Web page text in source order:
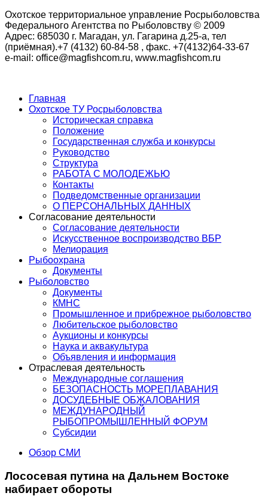
Охотское территориальное управление Росрыболовства
Федерального Агентства по Рыболовству © 2009
Адрес: 685030 г. Магадан, ул. Гагарина д.25-а, тел
(приёмная).+7 (4132) 60-84-58 , факс. +7(4132)64-33-67
e-mail: office@magfishcom.ru, www.magfishcom.ru
Главная
Охотское ТУ Росрыболовства
Историческая справка
Положение
Государственная служба и конкурсы
Руководство
Структура
РАБОТА С МОЛОДЕЖЬЮ
Контакты
Подведомственные организации
О ПЕРСОНАЛЬНЫХ ДАННЫХ
Согласование деятельности
Согласование деятельности
Искусственное воспроизводство ВБР
Мелиорация
Рыбоохрана
Документы
Рыболовство
Документы
КМНС
Промышленное и прибрежное рыболовство
Любительское рыболовство
Аукционы и конкурсы
Наука и аквакультура
Объявления и информация
Отраслевая деятельность
Международные соглашения
БЕЗОПАСНОСТЬ МОРЕПЛАВАНИЯ
ДОСУДЕБНЫЕ ОБЖАЛОВАНИЯ
МЕЖДУНАРОДНЫЙ
РЫБОПРОМЫШЛЕННЫЙ ФОРУМ
Субсидии
Обзор СМИ
Лососевая путина на Дальнем Востоке
набирает обороты